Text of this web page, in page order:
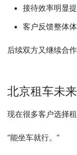
接待效率明显
客户反馈整体
后续双方又继续合
北京租车未
现在很多客户选择
“能坐车就行。”